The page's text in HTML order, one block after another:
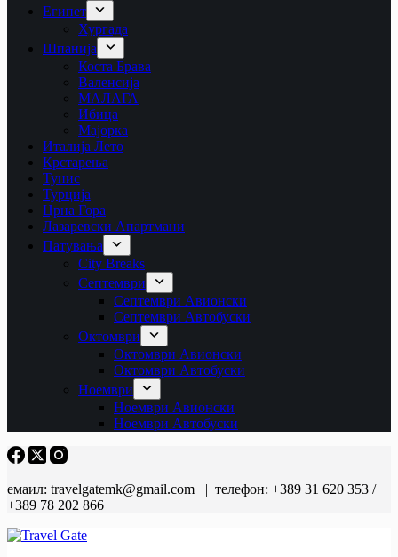
Египет
Хургада
Шпанија
Коста Брава
Валенсија
МАЛАГА
Ибица
Мајорка
Италија Лето
Крстарења
Тунис
Турција
Црна Гора
Лазаревски Апартмани
Патувања
City Breaks
Септември
Септември Авионски
Септември Автобуски
Октомври
Октомври Авионски
Октомври Автобуски
Ноември
Ноември Авионски
Ноември Автобуски
емаил: travelgatemk@gmail.com | телефон: +389 31 620 353 /
+389 78 202 866